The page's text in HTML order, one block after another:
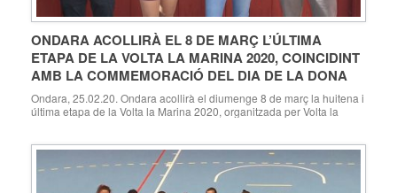
ONDARA ACOLLIRÀ EL 8 DE MARÇ L’ÚLTIMA
ETAPA DE LA VOLTA LA MARINA 2020, COINCIDINT
AMB LA COMMEMORACIÓ DEL DIA DE LA DONA
Ondara, 25.02.20. Ondara acollirà el diumenge 8 de març la huitena i
última etapa de la Volta la Marina 2020, organitzada per Volta la
L’esdeveniment esportiu ha sigut presentat aquest matí a la Plaça de
Bous d’Ondara, […]